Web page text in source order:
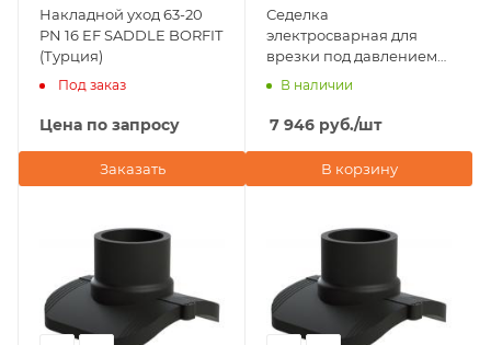
Накладной уход 63-20
PN 16 EF SADDLE BORFIT
(Турция)
Под заказ
Цена по запросу
Заказать
Седелка
электросварная для
врезки под давлением
D63х50 ПЭ100 SDR 11
В наличии
7 946 руб./шт
В корзину